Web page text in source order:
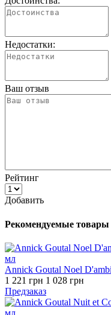
Недостатки:
Ваш отзыв
Рейтинг
Добавить
Рекомендуемые товары
Annick Goutal Noel
1 221 грн 1 028 грн
Предзаказ